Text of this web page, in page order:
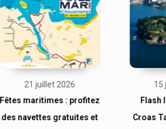
21 juillet 2026
Fêtes maritimes : profitez
des navettes gratuites et
15
Flash
Croas